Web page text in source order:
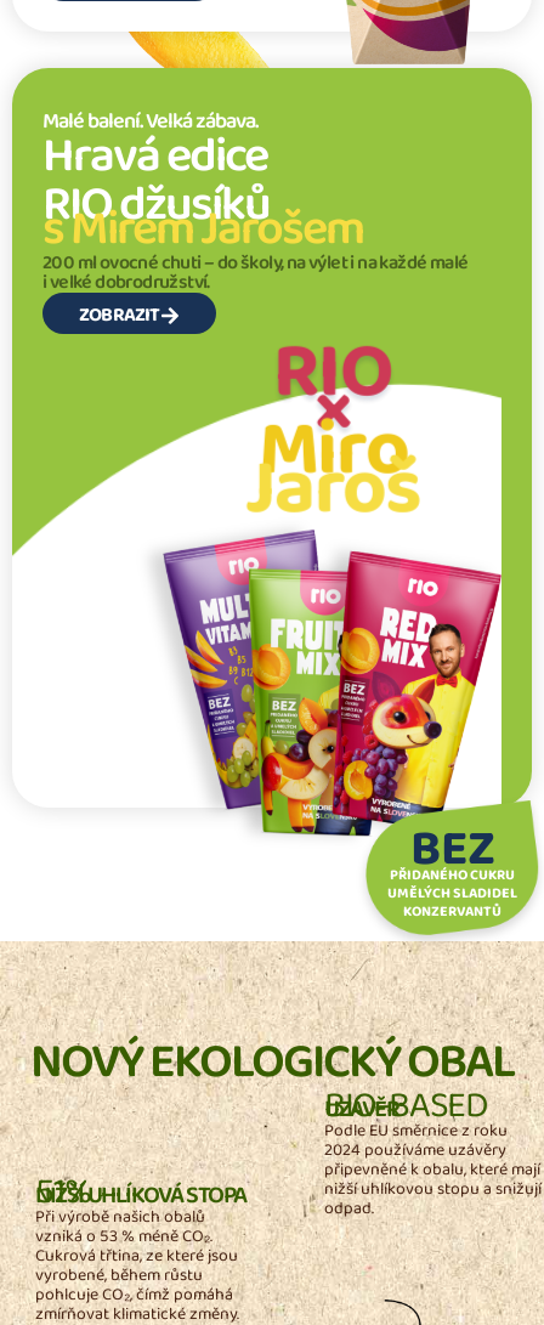
BEZ
PŘIDANÉHO CUKRU
UMĚLÝCH SLADIDEL
KONZERVANTŮ
Malé balení. Velká zábava.
Hravá edice
RIO džusíků
s Mirem Jarošem
200 ml ovocné chuti – do školy, na výlet i na každé malé
i velké dobrodružství.
ZOBRAZIT
RIO
×
Miro
Jaroš
NOVÝ EKOLOGICKÝ OBAL
51%
NIŽŠÍ UHLÍKOVÁ STOPA
Při výrobě našich obalů
vzniká o 53 % méně CO₂.
Cukrová třtina, ze které jsou
vyrobené, během růstu
pohlcuje CO₂, čímž pomáhá
zmírňovat klimatické změny.
BIO-BASED
UZÁVĚR
Podle EU směrnice z roku
2024 používáme uzávěry
připevněné k obalu, které mají
nižší uhlíkovou stopu a snižují
odpad.